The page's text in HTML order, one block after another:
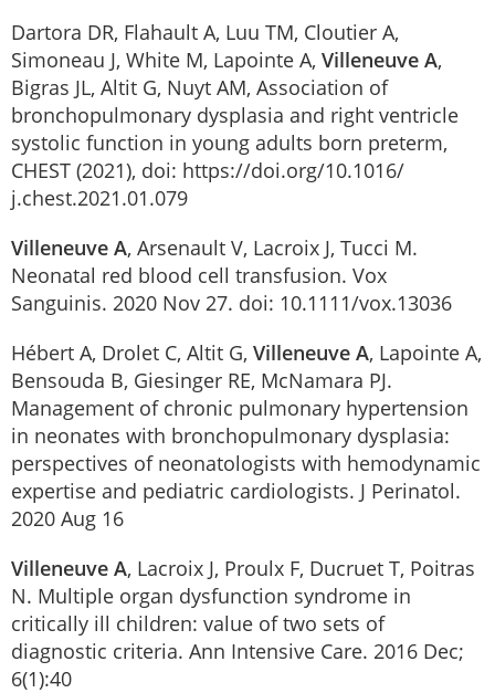
Dartora DR, Flahault A, Luu TM, Cloutier A,
Simoneau J, White M, Lapointe A, Villeneuve A,
Bigras JL, Altit G, Nuyt AM, Association of
bronchopulmonary dysplasia and right ventricle
systolic function in young adults born preterm,
CHEST (2021), doi: https://doi.org/10.1016/
j.chest.2021.01.079
Villeneuve A, Arsenault V, Lacroix J, Tucci M.
Neonatal red blood cell transfusion. Vox
Sanguinis. 2020 Nov 27. doi: 10.1111/vox.13036
Hébert A, Drolet C, Altit G, Villeneuve A, Lapointe A,
Bensouda B, Giesinger RE, McNamara PJ.
Management of chronic pulmonary hypertension
in neonates with bronchopulmonary dysplasia:
perspectives of neonatologists with hemodynamic
expertise and pediatric cardiologists. J Perinatol.
2020 Aug 16
Villeneuve A, Lacroix J, Proulx F, Ducruet T, Poitras
N. Multiple organ dysfunction syndrome in
critically ill children: value of two sets of
diagnostic criteria. Ann Intensive Care. 2016 Dec;
6(1):40